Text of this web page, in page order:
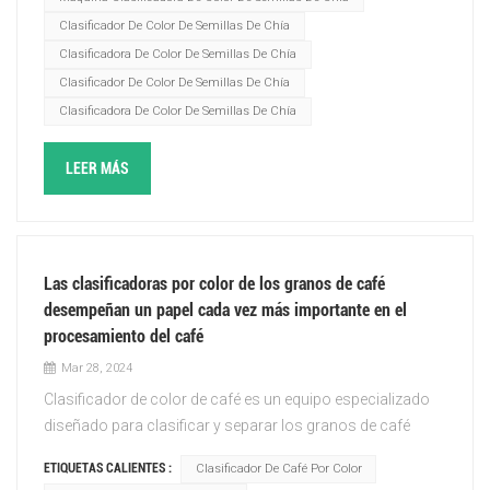
clasificación de semillas a nuevas alturas.Sumérgete en
una experiencia de clasificación perfecta mientras nuestra
máquina de última generación distingue sin esfuerzo entre
los tonos más finos, creando una presentación
visualmente cautivadora. Sea testigo de la fascinante
danza de colores a medida que cada semilla de chía
TOPSORT Chia Seeds Color Sorter mantiene los principios
de excelencia y confiabilidad. Impulsado por algoritmos de
vanguardia, identifica y separa perfectamente cualquier
semilla descolorida o defectuosa, asegurando un
producto final impecable que rezuma perfección. Deje que
mejore su productividad, reduzca los costos laborales y
eleve la calidad general de sus semillas de chía.Con una
Clasificador De Color De Semillas De Chía
Clasificadora De Color De Semillas De Chía
Clasificador De Color De Semillas De Chía
Clasificadora De Color De Semillas De Chía
LEER MÁS
Las clasificadoras por color de los granos de café
desempeñan un papel cada vez más importante en el
procesamiento del café
Mar 28, 2024
Clasificador de color de café es un equipo especializado
diseñado para clasificar y separar los granos de café
Utiliza tecnologías avanzadas como sensores ópticos,
ETIQUETAS CALIENTES :
Clasificador De Café Por Color